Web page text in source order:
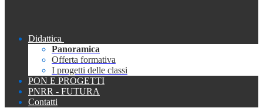
Didattica
Panoramica
Offerta formativa
I progetti delle classi
PON E PROGETTI
PNRR - FUTURA
Contatti